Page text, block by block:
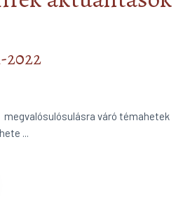
2022
megvalósulósulásra váró témahetek
...